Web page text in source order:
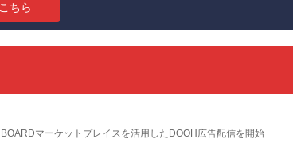
ちら
マーケットプレイスを活用したDOOH広告配信を開始